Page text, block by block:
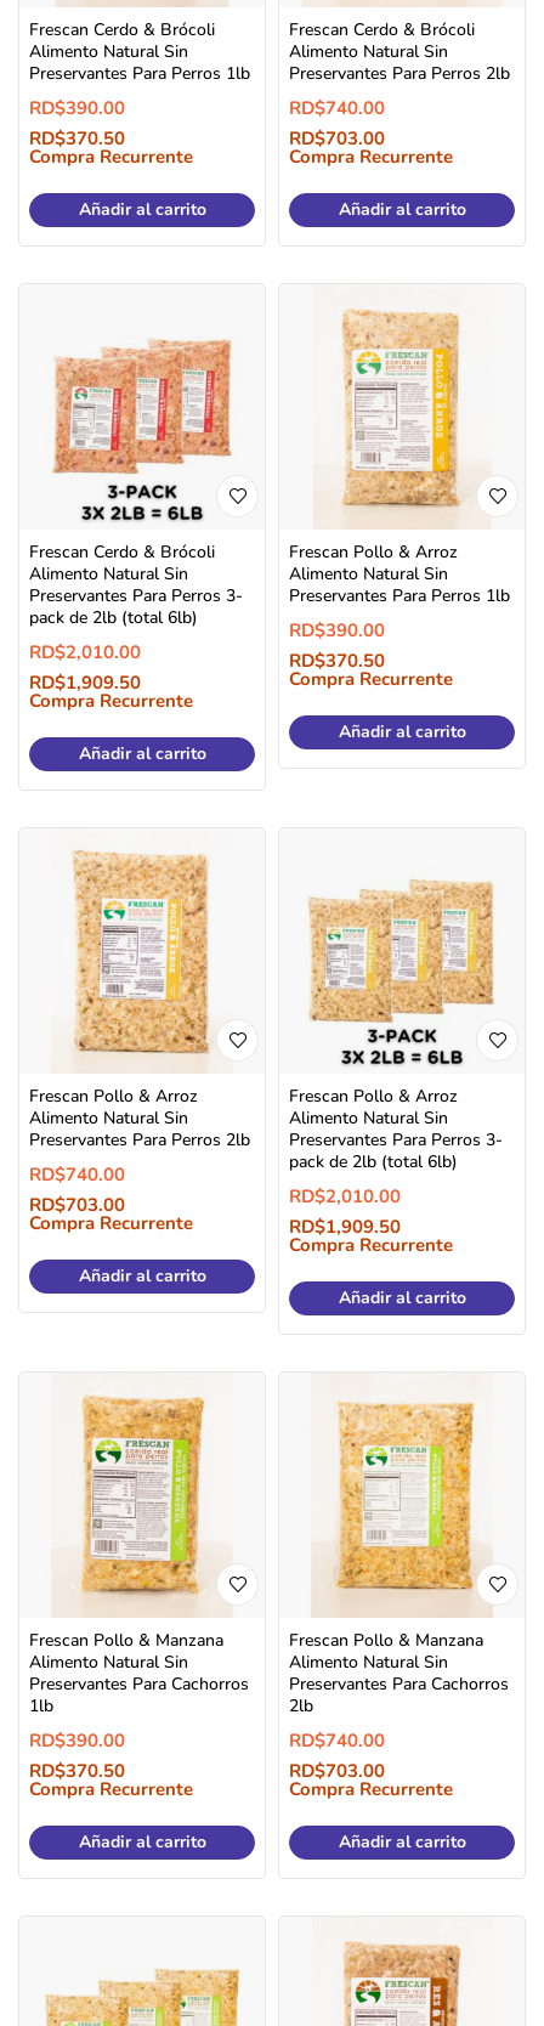
Frescan Cerdo & Brócoli
Alimento Natural Sin
Preservantes Para Perros 1lb
RD$390.00
RD$370.50
Compra Recurrente
Añadir al carrito
Frescan Cerdo & Brócoli
Alimento Natural Sin
Preservantes Para Perros 2lb
RD$740.00
RD$703.00
Compra Recurrente
Añadir al carrito
Frescan Cerdo & Brócoli
Alimento Natural Sin
Preservantes Para Perros 3-
pack de 2lb (total 6lb)
RD$2,010.00
RD$1,909.50
Compra Recurrente
Añadir al carrito
Frescan Pollo & Arroz
Alimento Natural Sin
Preservantes Para Perros 1lb
RD$390.00
RD$370.50
Compra Recurrente
Añadir al carrito
Frescan Pollo & Arroz
Alimento Natural Sin
Preservantes Para Perros 2lb
RD$740.00
RD$703.00
Compra Recurrente
Añadir al carrito
Frescan Pollo & Arroz
Alimento Natural Sin
Preservantes Para Perros 3-
pack de 2lb (total 6lb)
RD$2,010.00
RD$1,909.50
Compra Recurrente
Añadir al carrito
Frescan Pollo & Manzana
Alimento Natural Sin
Preservantes Para Cachorros
1lb
RD$390.00
RD$370.50
Compra Recurrente
Añadir al carrito
Frescan Pollo & Manzana
Alimento Natural Sin
Preservantes Para Cachorros
2lb
RD$740.00
RD$703.00
Compra Recurrente
Añadir al carrito